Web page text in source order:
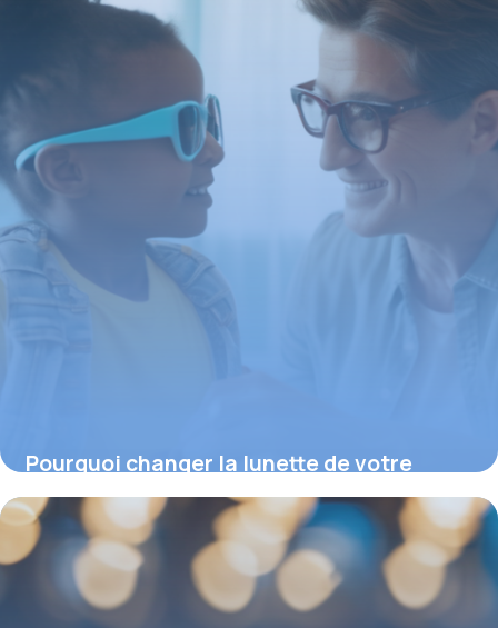
Pourquoi changer la lunette de votre
enfant : fréquence et conseils essentiels
23 février 2026